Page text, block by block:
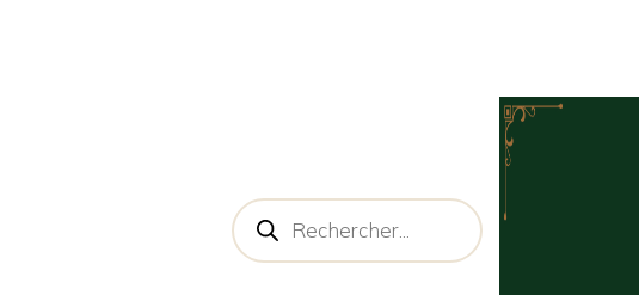
Recherche
de
produits